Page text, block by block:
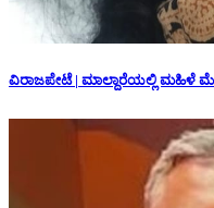
ವಿರಾಜಪೇಟೆ | ಮಾಲ್ದಾರೆಯಲ್ಲಿ ಮಹಿಳೆ